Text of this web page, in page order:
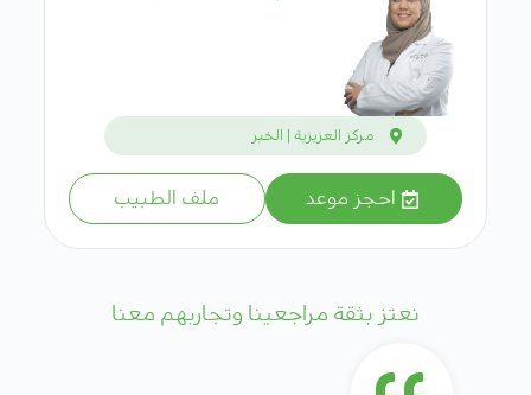
مركز العزيزية | الخبر
احجز موعد ملف الطبيب
نعتز بثقة مراجعينا وتجاربهم معنا